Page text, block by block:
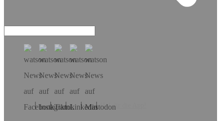
Hol dir die App!